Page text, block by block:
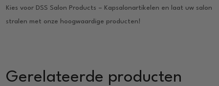
Kies voor DSS Salon Products – Kapsalonartikelen en laat uw salon
stralen met onze hoogwaardige producten!
Gerelateerde producten